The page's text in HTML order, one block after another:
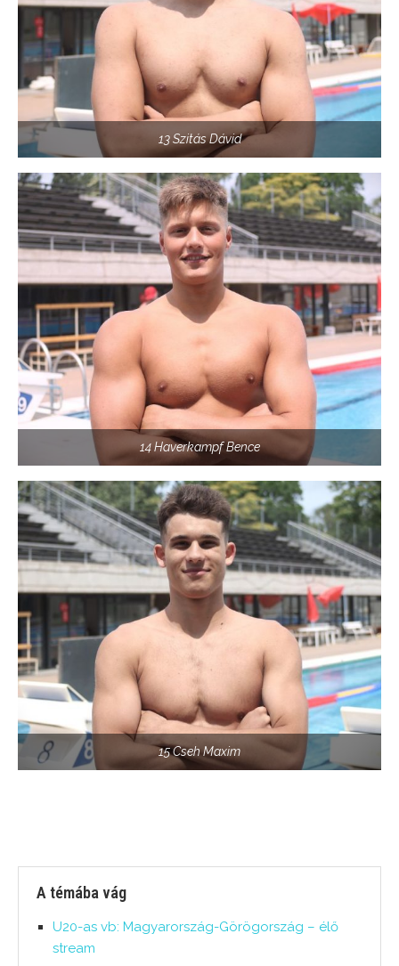
13 Szitás Dávid
14 Haverkampf Bence
15 Cseh Maxim
A témába vág
U20-as vb: Magyarország-Görögország – élő
stream